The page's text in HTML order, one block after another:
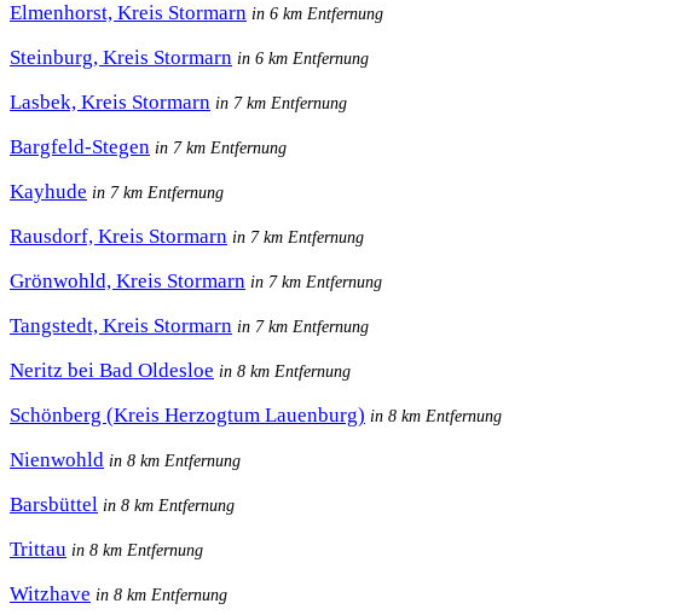
Elmenhorst, Kreis Stormarn in 6 km Entfernung
Steinburg, Kreis Stormarn in 6 km Entfernung
Lasbek, Kreis Stormarn in 7 km Entfernung
Bargfeld-Stegen in 7 km Entfernung
Kayhude in 7 km Entfernung
Rausdorf, Kreis Stormarn in 7 km Entfernung
Grönwohld, Kreis Stormarn in 7 km Entfernung
Tangstedt, Kreis Stormarn in 7 km Entfernung
Neritz bei Bad Oldesloe in 8 km Entfernung
Schönberg (Kreis Herzogtum Lauenburg) in 8 km Entfernung
Nienwohld in 8 km Entfernung
Barsbüttel in 8 km Entfernung
Trittau in 8 km Entfernung
Witzhave in 8 km Entfernung